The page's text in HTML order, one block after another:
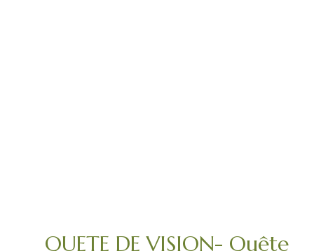
QUETE DE VISION- Quête